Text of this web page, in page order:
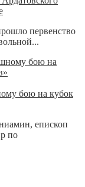
первенство
бою на кубок
епископ
по